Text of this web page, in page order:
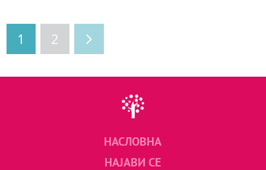
1 2
НАСЛОВНА
НАЈАВИ СЕ